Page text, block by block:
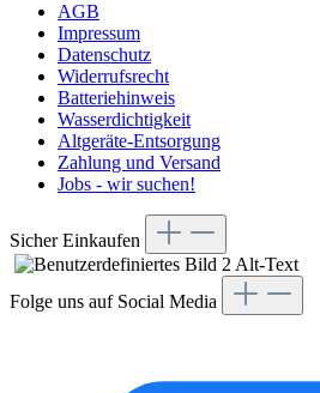
AGB
Impressum
Datenschutz
Widerrufsrecht
Batteriehinweis
Wasserdichtigkeit
Altgeräte-Entsorgung
Zahlung und Versand
Jobs - wir suchen!
Sicher Einkaufen
Folge uns auf Social Media